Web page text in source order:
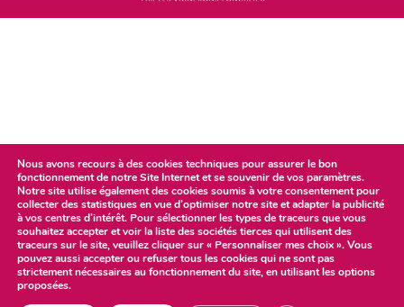
Nous avons recours à des cookies techniques pour assurer le bon
fonctionnement de notre Site Internet et se souvenir de vos paramètres.
Notre site utilise également des cookies soumis à votre consentement pour
collecter des statistiques en vue d’optimiser notre site et adapter la publicité
à vos centres d’intérêt. Pour sélectionner les types de traceurs que vous
souhaitez accepter et voir la liste des sociétés tierces qui utilisent des
traceurs sur le site, veuillez cliquer sur « Personnaliser mes choix ». Vous
pouvez aussi accepter ou refuser tous les cookies qui ne sont pas
strictement nécessaires au fonctionnement du site, en utilisant les options
proposées.